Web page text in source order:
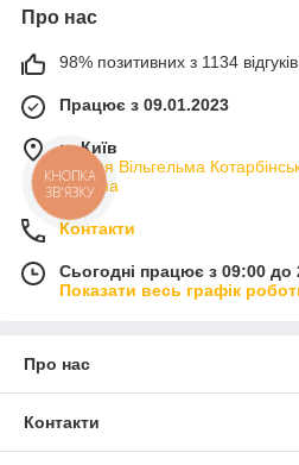
Про нас
98% позитивних з 1134 відгуків
Працює з 09.01.2023
м. Київ
вулиця Вільгельма
Україна
Контакти
Сьогодні працює з 09:00 до
Показати весь графік
Про нас
Контакти
КНОПКА
ЗВ'ЯЗКУ